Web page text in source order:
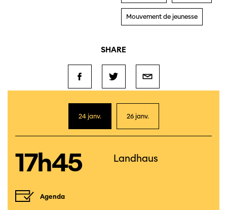
Mouvement de jeunesse
SHARE
24 janv. 26 janv.
17h45 Landhaus
Agenda